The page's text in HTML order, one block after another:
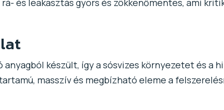
és leakasztás gyors és zökkenőmentes, ami
anyagból készült, így a sósvizes környezetet és a
masszív és megbízható eleme a